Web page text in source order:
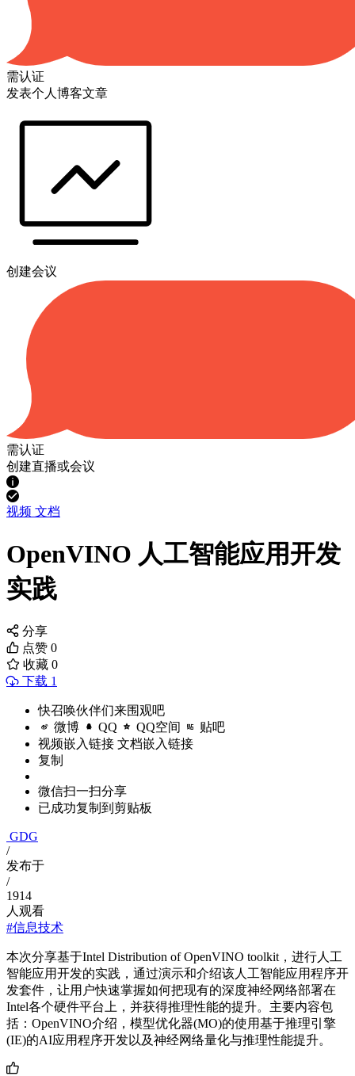
需认证
发表个人博客文章
创建会议
需认证
创建直播或会议
视频 文档
OpenVINO 人工智能应用开发
实践
分享
点赞 0
收藏 0
下载 1
快召唤伙伴们来围观吧
微博 QQ QQ空间 贴吧
视频嵌入链接 文档嵌入链接
复制
微信扫一扫分享
已成功复制到剪贴板
GDG
/
发布于
/
1914
人观看
#信息技术
本次分享基于Intel Distribution of OpenVINO toolkit，进行人工
智能应用开发的实践，通过演示和介绍该人工智能应用程序开
发套件，让用户快速掌握如何把现有的深度神经网络部署在
Intel各个硬件平台上，并获得推理性能的提升。主要内容包
括：OpenVINO介绍，模型优化器(MO)的使用基于推理引擎
(IE)的AI应用程序开发以及神经网络量化与推理性能提升。